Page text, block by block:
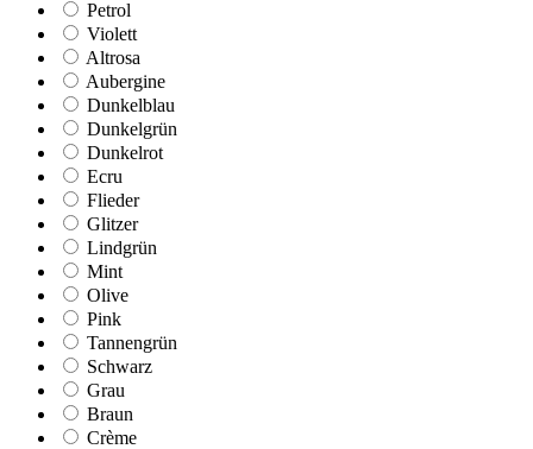
Petrol
Violett
Altrosa
Aubergine
Dunkelblau
Dunkelgrün
Dunkelrot
Ecru
Flieder
Glitzer
Lindgrün
Mint
Olive
Pink
Tannengrün
Schwarz
Grau
Braun
Crème